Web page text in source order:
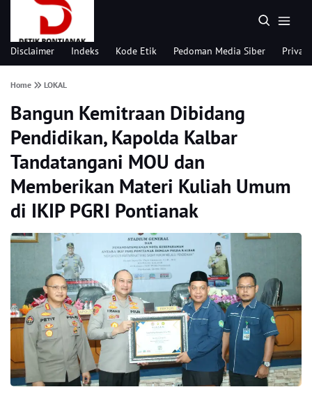
Disclaimer Indeks Kode Etik Pedoman Media Siber
Home LOKAL
Bangun Kemitraan Dibidang
Pendidikan, Kapolda Kalbar
Tandatangani MOU dan
Memberikan Materi Kuliah Umum
di IKIP PGRI Pontianak